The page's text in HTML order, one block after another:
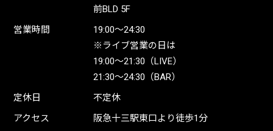
前BLD 5F
営業時間
19:00〜24:30
※ライブ営業の日は
19:00〜21:30（LIVE）
21:30〜24:30（BAR）
定休日
不定休
アクセス
阪急十三駅東口より徒歩1分